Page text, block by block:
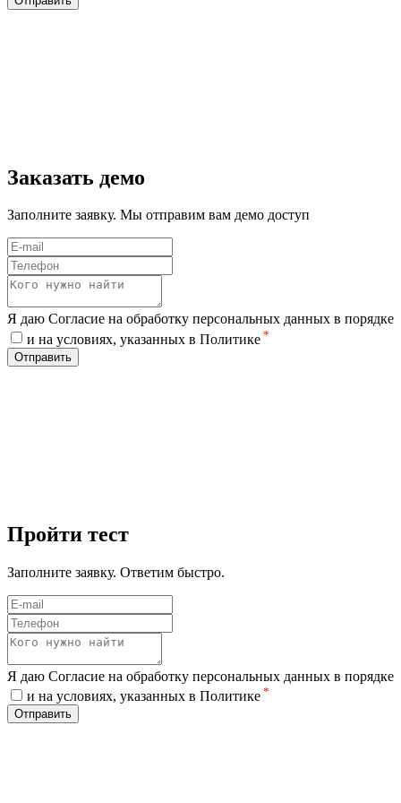
Заказать демо
Заполните заявку. Мы отправим вам демо доступ
Я даю Согласие на обработку персональных данных в порядке
и на условиях, указанных в Политике *
Отправить
Пройти тест
Заполните заявку. Ответим быстро.
Я даю Согласие на обработку персональных данных в порядке
и на условиях, указанных в Политике *
Отправить